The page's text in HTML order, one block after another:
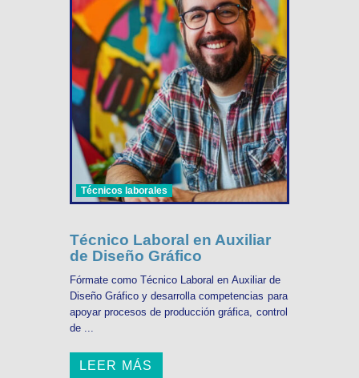
Técnicos laborales
Técnico Laboral en Auxiliar
de Diseño Gráfico
Fórmate como Técnico Laboral en Auxiliar de
Diseño Gráfico y desarrolla competencias para
apoyar procesos de producción gráfica, control
de ...
LEER MÁS